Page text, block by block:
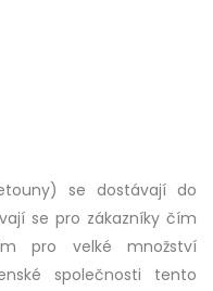
se dostávají do
se pro zákazníky čím
pro velké množství
společnosti tento